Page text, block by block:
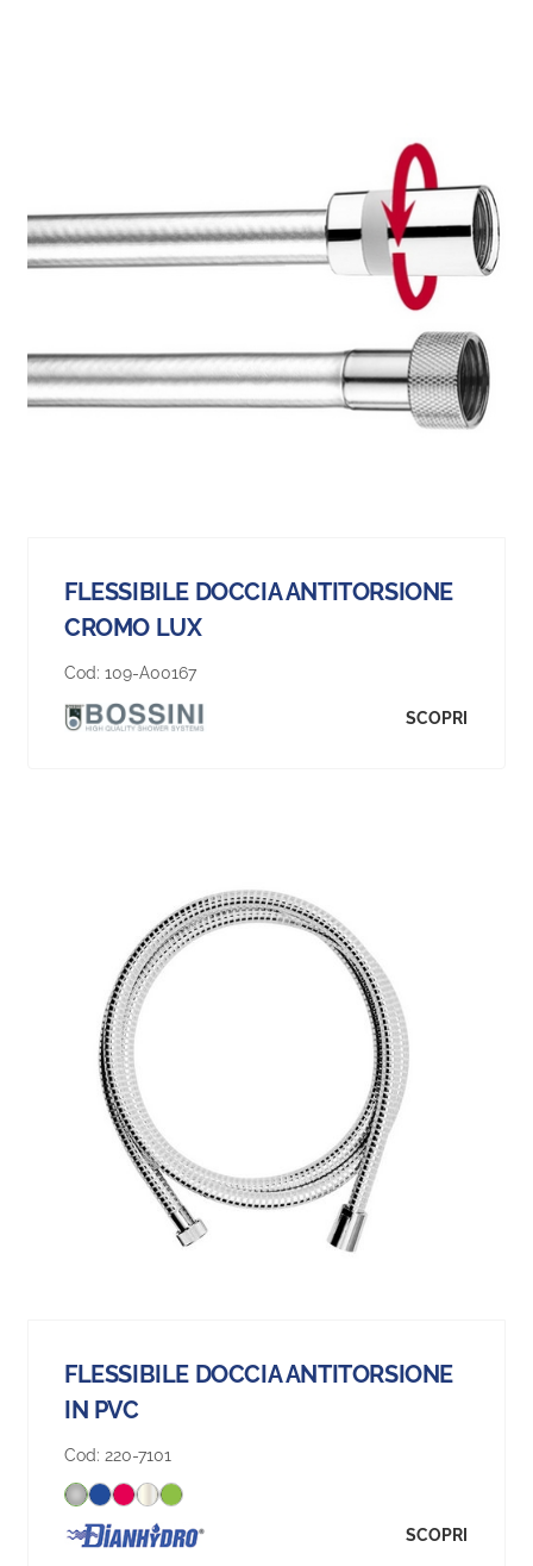
FLESSIBILE DOCCIA ANTITORSIONE
CROMO LUX
Cod: 109-A00167
SCOPRI
FLESSIBILE DOCCIA ANTITORSIONE
IN PVC
Cod: 220-7101
SCOPRI